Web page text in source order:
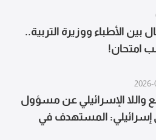
بين الأطباء ووزيرة التربية..
امتحان!
واللا الإسرائيلي عن مسؤول
إسرائيلي: المستهدف في